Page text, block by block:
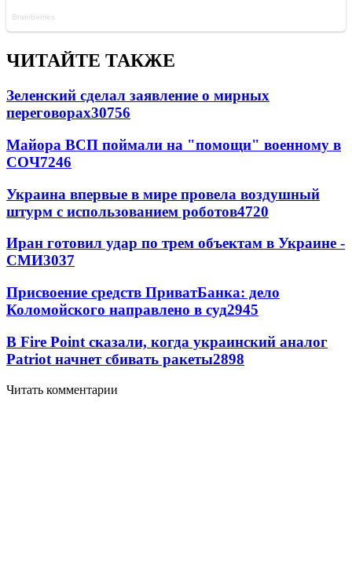
ЧИТАЙТЕ ТАКЖЕ
Зеленский сделал заявление о мирных
переговорах30756
Майора ВСП поймали на "помощи" военному в
СОЧ7246
Украина впервые в мире провела воздушный
штурм с использованием роботов4720
Иран готовил удар по трем объектам в Украине -
СМИ3037
Присвоение средств ПриватБанка: дело
Коломойского направлено в суд2945
В Fire Point сказали, когда украинский аналог
Patriot начнет сбивать ракеты2898
Читать комментарии